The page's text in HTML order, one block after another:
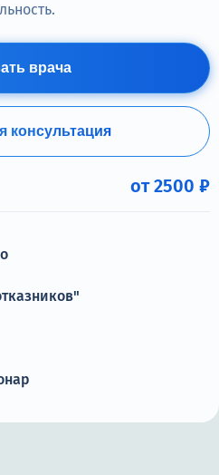
улица, 14
врача
консультация
от 2500 ₽